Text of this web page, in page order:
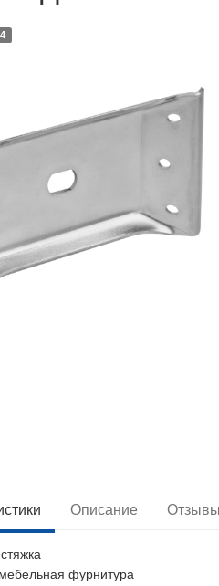
Описание Отзывы
фурнитура